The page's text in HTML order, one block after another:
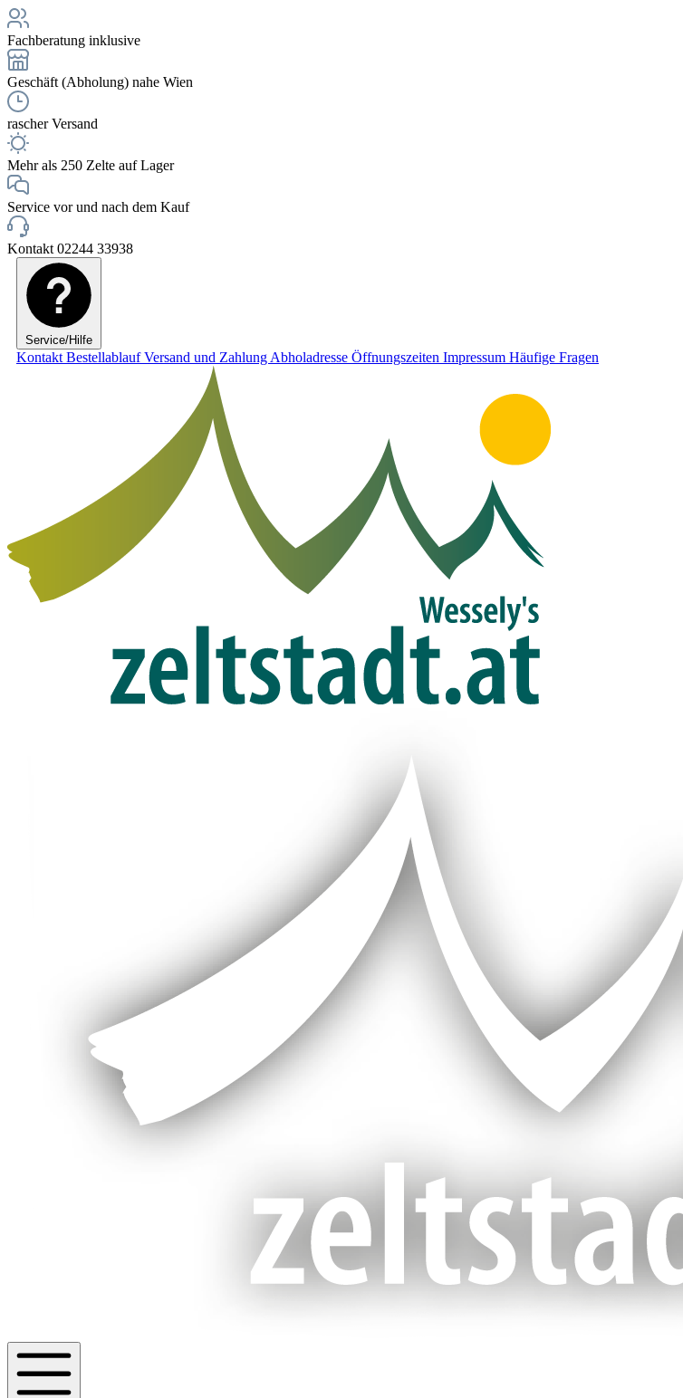
Fachberatung inklusive
Geschäft (Abholung) nahe Wien
rascher Versand
Mehr als 250 Zelte auf Lager
Service vor und nach dem Kauf
Kontakt 02244 33938
Service/Hilfe
Kontakt BestellablaufVersand und Zahlung Abholadresse Öffnungszeiten Impressum Häufige Fragen